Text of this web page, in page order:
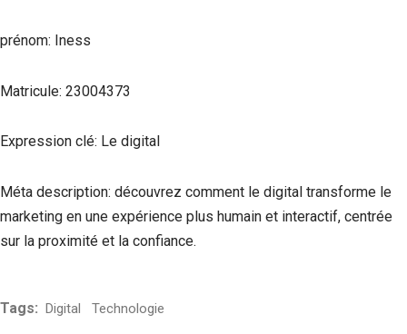
prénom: Iness
Matricule: 23004373
Expression clé: Le digital
Méta description: découvrez comment le digital transforme le
marketing en une expérience plus humain et interactif, centrée
sur la proximité et la confiance.
Tags: Digital Technologie